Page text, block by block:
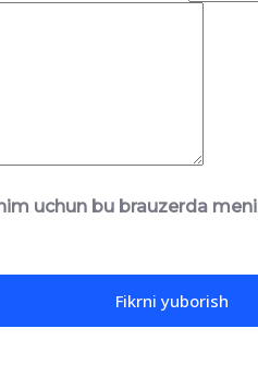
uchun bu brauzerda